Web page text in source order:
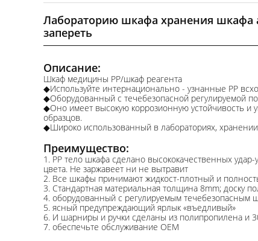
Лабораторию шкафа хранения шкафа
запереть
Описание:
Шкаф медицины PP/шкаф реагента
◆Используйте интернационально - узнанные PP
◆Оборудованный с течебезопасной регулируемой
◆Оно имеет высокую коррозионную устойчивость и
образцов.
◆Широко использованный в лабораториях, хранении
Преимущество:
1. PP тело шкафа сделано высококачественных
цвета. Не заржавеет ни не вытравит
2. Все шкафы принимают жидкост-плотный и
3. Стандартная материальная толщина 8mm; доску
4. оборудованный с регулируемым
5. ясный предупреждающий ярлык «въедливый»
6. И шарниры и ручки сделаны из полипропилена и
7. обеспечьте обслуживание OEM